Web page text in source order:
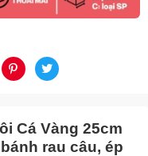
Cá Vàng 25cm
rau câu, ép